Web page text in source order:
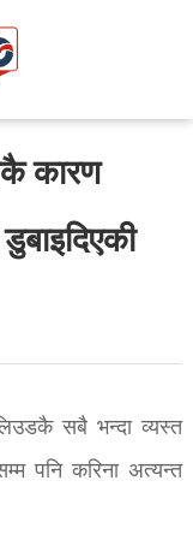
कारण
सबै भन्दा व्यस्त
पनि करिना अत्यन्त